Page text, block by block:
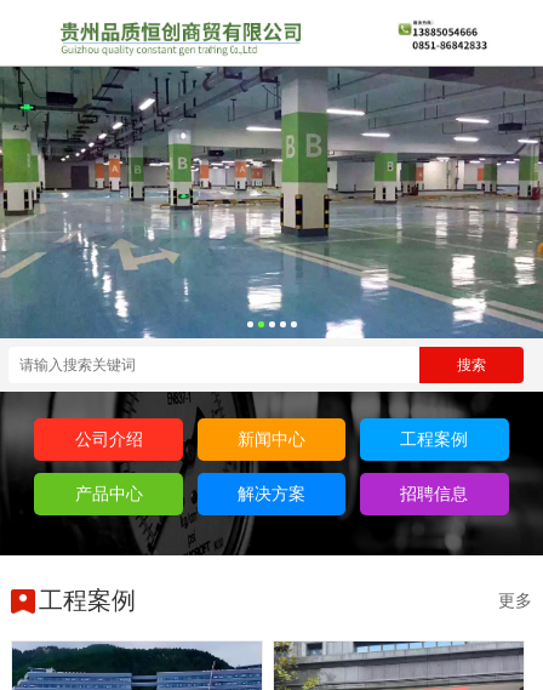
公司介绍 新闻中心 工程案例
产品中心 解决方案 招聘信息
工程案例 更多